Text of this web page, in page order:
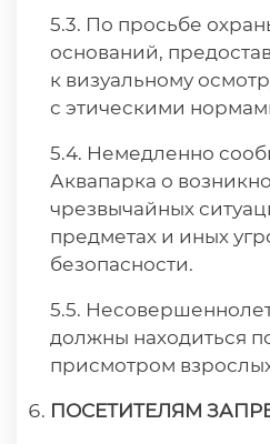
5.3. По просьбе
оснований,
к визуальному
с этическими
5.4. Немедленно
Аквапарка о
чрезвычайных
предметах и иных
безопасности.
5.5.
должны находиться
присмотром
ПОСЕТИТЕЛЯМ